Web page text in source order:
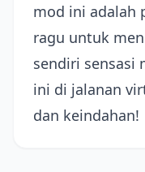
mod ini adalah
ragu untuk
sendiri sensasi
ini di jalanan
dan keindahan!